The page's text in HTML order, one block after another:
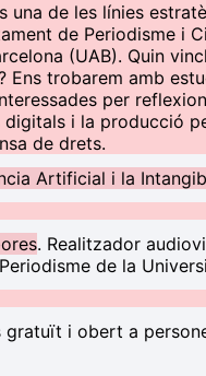
una de les línies
de Periodisme i
(UAB). Quin
Ens trobarem amb
per
i la producció
de drets.
Artificial i la
. Realitzador
de la
i obert a